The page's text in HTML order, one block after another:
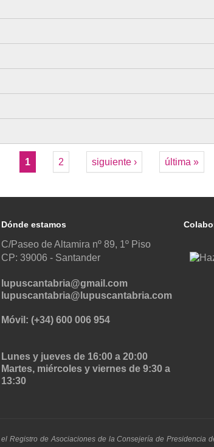
1 2 siguiente › última »
Dónde estamos
C/Paseo de Altamira nº 89, 1º Piso
CP: 39006 - Santander
lupuscantabria@gmail.com
lupuscantabria@lupuscantabria.com
Móvil: (+34) 600 006 954
Lunes y jueves de 16:00 a 20:00
Martes, miércoles y viernes de 9:30 a
13:30
Registro de Asociaciones de la Consejería de Presidencia